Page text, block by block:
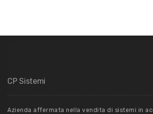
CP Sistemi
Azienda affermata nella vendita di sistemi in